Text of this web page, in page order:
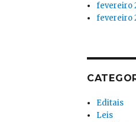
fevereiro
fevereiro
Editais
Leis